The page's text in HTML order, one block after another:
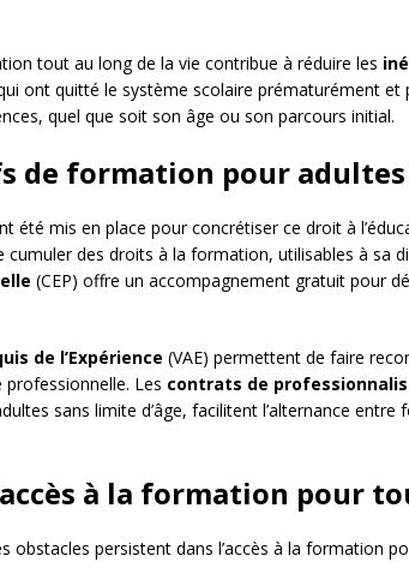
tout au long de la vie contribue à réduire les
ont quitté le système scolaire prématurément et
quel que soit son âge ou son parcours initial.
de formation pour adultes
été mis en place pour concrétiser ce droit à
cumuler des droits à la formation, utilisables à sa
(CEP) offre un accompagnement gratuit pour
de l’Expérience (VAE) permettent de faire
professionnelle. Les contrats de
sans limite d’âge, facilitent l’alternance
à la formation pour
obstacles persistent dans l’accès à la formation